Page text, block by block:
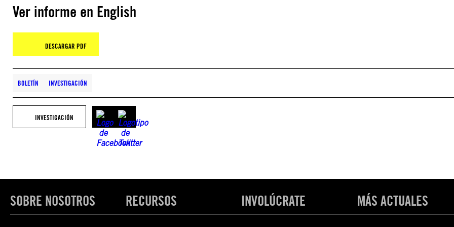
Ver informe en English
DESCARGAR PDF
BOLETÍN INVESTIGACIÓN
INVESTIGACIÓN
SOBRE NOSOTROS RECURSOS INVOLÚCRATE MÁS ACTUALES